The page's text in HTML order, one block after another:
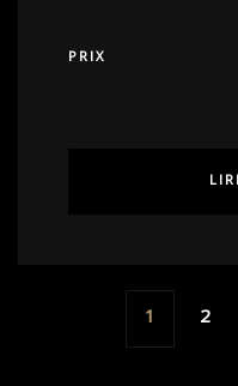
PRIX
1 2